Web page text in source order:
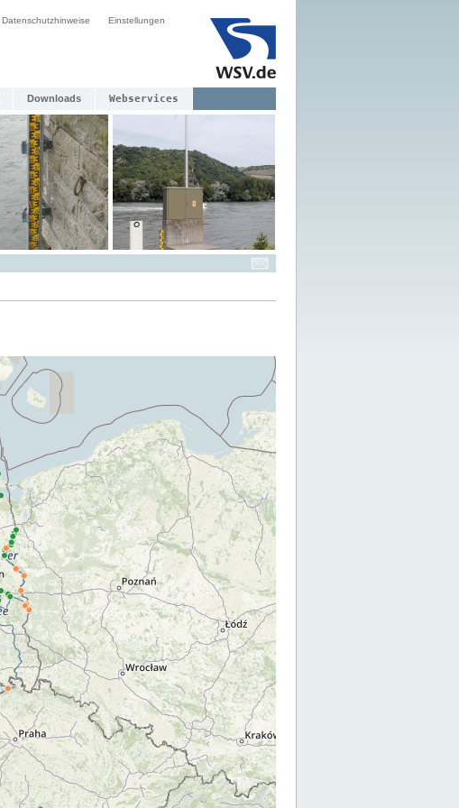
Datenschutzhinweise Einstellungen
Downloads Webservices